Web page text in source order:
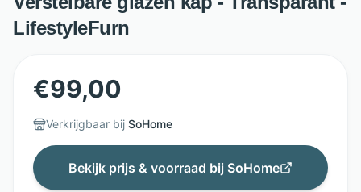
LifestyleFurn
€99,00
Verkrijgbaar bij SoHome
Bekijk prijs & voorraad bij SoHome